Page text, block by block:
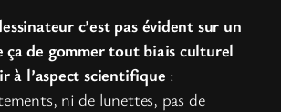
c’est pas évident sur un
ça de gommer tout biais culturel
à l’aspect scientifique :
ni de lunettes, pas de